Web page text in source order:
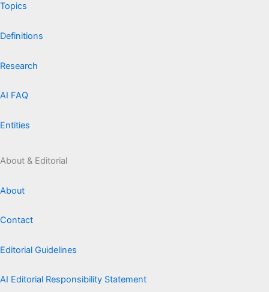
Topics
Definitions
Research
AI FAQ
Entities
About & Editorial
About
Contact
Editorial Guidelines
AI Editorial Responsibility Statement